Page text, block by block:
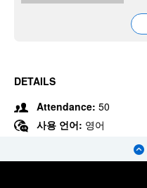
DETAILS
Attendance: 50
사용 언어: 영어